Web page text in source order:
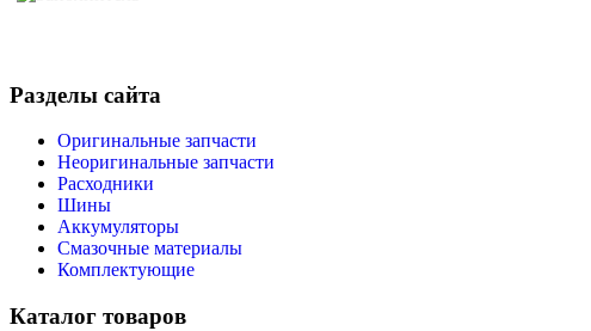
Разделы сайта
Оригинальные запчасти
Неоригинальные запчасти
Расходники
Шины
Аккумуляторы
Смазочные материалы
Комплектующие
Каталог товаров